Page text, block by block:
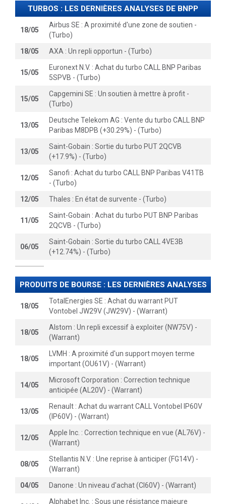
TURBOS : LES DERNIÈRES ANALYSES DE BNPP
18/05
Airbus SE : A proximité d'une zone de soutien -
(Turbo)
18/05
AXA : Un repli opportun - (Turbo)
15/05
Euronext N.V. : Achat du turbo CALL BNP Paribas
5SPVB - (Turbo)
15/05
Capgemini SE : Un soutien à mettre à profit -
(Turbo)
13/05
Deutsche Telekom AG : Vente du turbo CALL BNP
Paribas M8DPB (+30.29%) - (Turbo)
13/05
Saint-Gobain : Sortie du turbo PUT 2QCVB
(+17.9%) - (Turbo)
12/05
Sanofi : Achat du turbo CALL BNP Paribas V41TB
- (Turbo)
12/05
Thales : En état de survente - (Turbo)
11/05
Saint-Gobain : Achat du turbo PUT BNP Paribas
2QCVB - (Turbo)
06/05
Saint-Gobain : Sortie du turbo CALL 4VE3B
(+12.74%) - (Turbo)
PRODUITS DE BOURSE : LES DERNIÈRES ANALYSES
18/05
TotalEnergies SE : Achat du warrant PUT
Vontobel JW29V (JW29V) - (Warrant)
18/05
Alstom : Un repli excessif à exploiter (NW75V) -
(Warrant)
18/05
LVMH : A proximité d'un support moyen terme
important (OU61V) - (Warrant)
14/05
Microsoft Corporation : Correction technique
anticipée (AL20V) - (Warrant)
13/05
Renault : Achat du warrant CALL Vontobel IP60V
(IP60V) - (Warrant)
12/05
Apple Inc. : Correction technique en vue (AL76V) -
(Warrant)
08/05
Stellantis N.V. : Une reprise à anticiper (FG14V) -
(Warrant)
04/05
Danone : Un niveau d'achat (CI60V) - (Warrant)
Alphabet Inc. : Sous une résistance majeure